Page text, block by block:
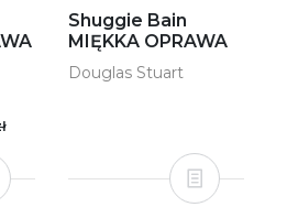
Shuggie Bain
MIĘKKA OPRAWA
Douglas Stuart